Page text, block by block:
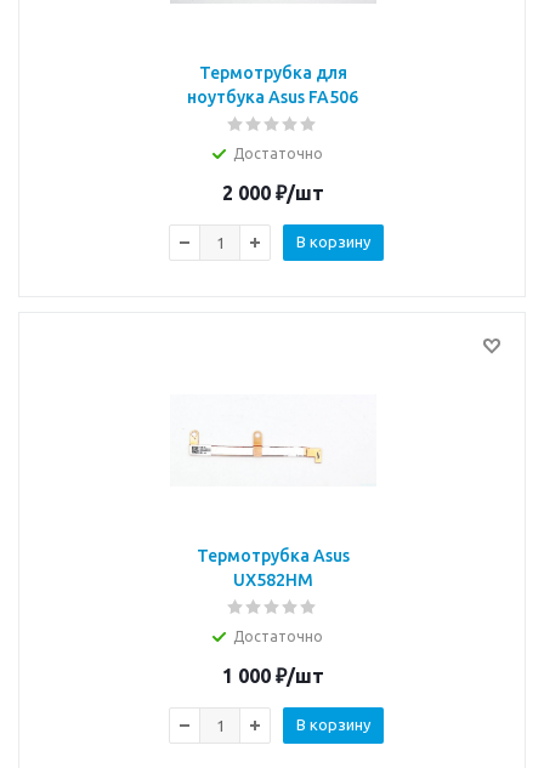
Термотрубка для
ноутбука Asus FA506
Достаточно
2 000₽/шт
В корзину
Термотрубка Asus
UX582HM
Достаточно
1 000₽/шт
В корзину